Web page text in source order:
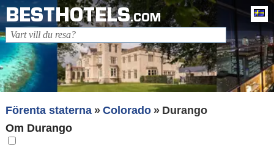
BESTHOTELS.COM
Förenta staterna Colorado
Durango
Om Durango